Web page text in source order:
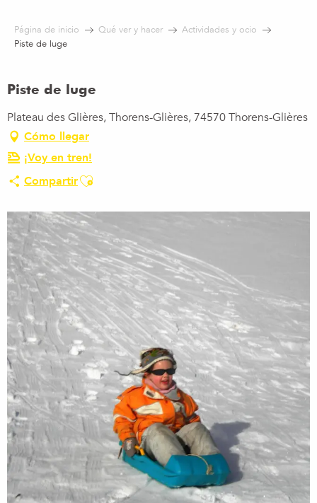
contenu
Página de inicio Qué ver y hacer
Actividades y ocio
Piste de luge
Piste de luge
Plateau des Glières, Thorens-Glières, 74570 Thorens-Glières
Cómo llegar
¡Voy en tren!
CompartirAjouter aux favoris